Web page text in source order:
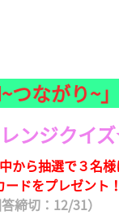
つながり~
ンジクイ
から抽選で３名様
ードをプレゼント！
答締切：12/31）